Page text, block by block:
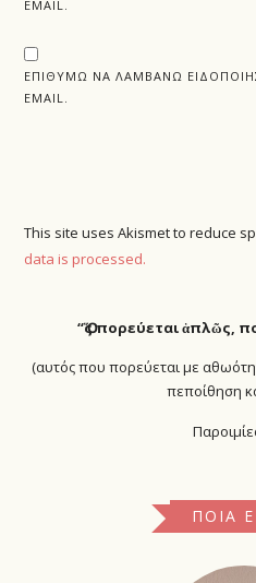
EMAIL.
ΕΠΙΘΥΜΏ ΝΑ ΛΑΜΒΆΝΩ
EMAIL.
This site uses Akismet to reduce
data is processed.
“Ὅς πορεύεται ἁπλῶς,
(αυτός που πορεύεται με
πεποίθηση
ΠΟΙΑ